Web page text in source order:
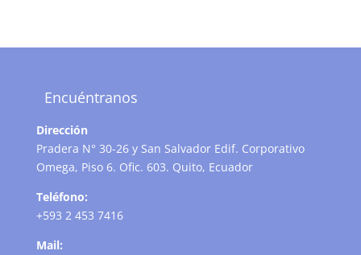
Encuéntranos
Dirección
Pradera N° 30-26 y San Salvador Edif. Corporativo
Omega, Piso 6. Ofic. 603. Quito, Ecuador
Teléfono:
+593 2 453 7416
Mail: